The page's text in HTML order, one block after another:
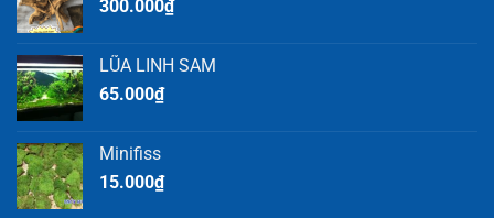
300.000₫
LŨA LINH SAM
65.000₫
Minifiss
15.000₫